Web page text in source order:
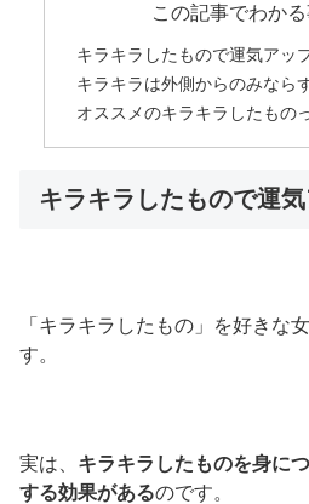
この記事でわか
キラキラしたもので運気アッ
キラキラは外側からのみなら
オススメのキラキラしたもの
キラキラしたもので運
「キラキラしたもの」を好きな
す。
実は、 キラキラしたものを身に
する効果があるのです。